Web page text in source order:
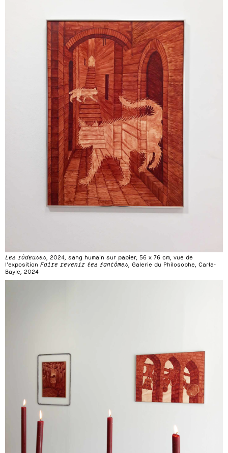
Les rôdeuses, 2024, sang humain sur papier, 56 x 76 cm, vue de
l’exposition Faire revenir les fantômes, Galerie du Philosophe, Carla-
Bayle, 2024